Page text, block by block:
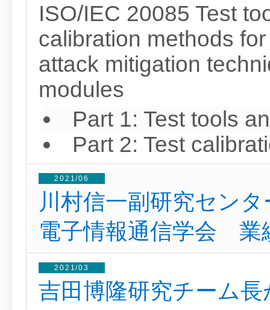
ISO/IEC 20085 Test
calibration methods
attack mitigation
modules
Part 1: Test tools
Part 2: Test
2021/06
川村信一副研究セン
電子情報通信学会 業
2021/03
吉田博隆研究チーム